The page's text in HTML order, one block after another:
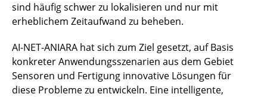
sind häufig schwer zu lokalisieren und nur mit
erheblichem Zeitaufwand zu beheben.
AI-NET-ANIARA hat sich zum Ziel gesetzt, auf Basis
konkreter Anwendungsszenarien aus dem Gebiet
Sensoren und Fertigung innovative Lösungen für
diese Probleme zu entwickeln. Eine intelligente,